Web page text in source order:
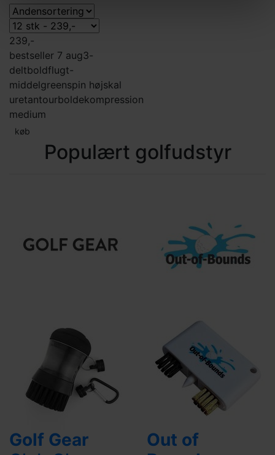
239,-
bestseller 7 aug3-
deltboldflugt-
middelgreenspin højskal
uretantourboldekompression
medium
køb
Populært golfudstyr
Golf Gear
Out of